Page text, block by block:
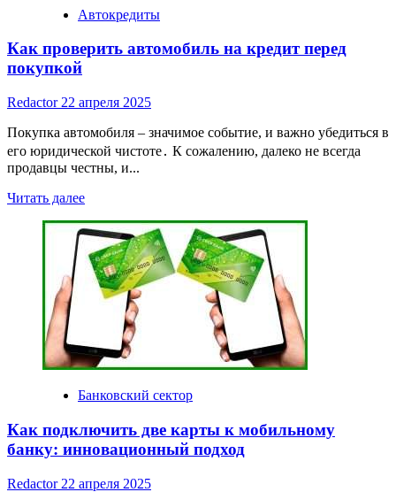
Автокредиты
Как проверить автомобиль на кредит перед
покупкой
Redactor 22 апреля 2025
Покупка автомобиля – значимое событие, и важно убедиться в
его юридической чистоте․ К сожалению, далеко не всегда
продавцы честны, и...
Читать далееRead
about
Как
проверить
автомобиль
кредит
покупкой
Банковский сектор
Как подключить две карты к мобильному
банку: инновационный подход
Redactor 22 апреля 2025